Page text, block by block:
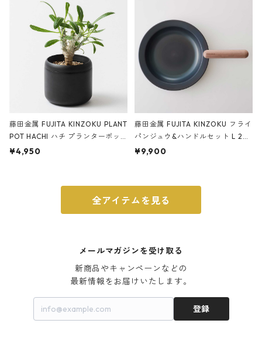
藤田金属 FUJITA KINZOKU PLANT
POT HACHI ハチ プランターポッ
ト 3号 ブラック
¥4,950
藤田金属 FUJITA KINZOKU フライ
パンジュウ&ハンドルセット L 24c
m ガス火・IH対応 鉄フライパン
¥9,900
全アイテムを見る
メールマガジンを受け取る
新商品やキャンペーンなどの
最新情報をお届けいたします。
登録